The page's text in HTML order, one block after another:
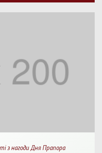
з нагоди Дня Прапора